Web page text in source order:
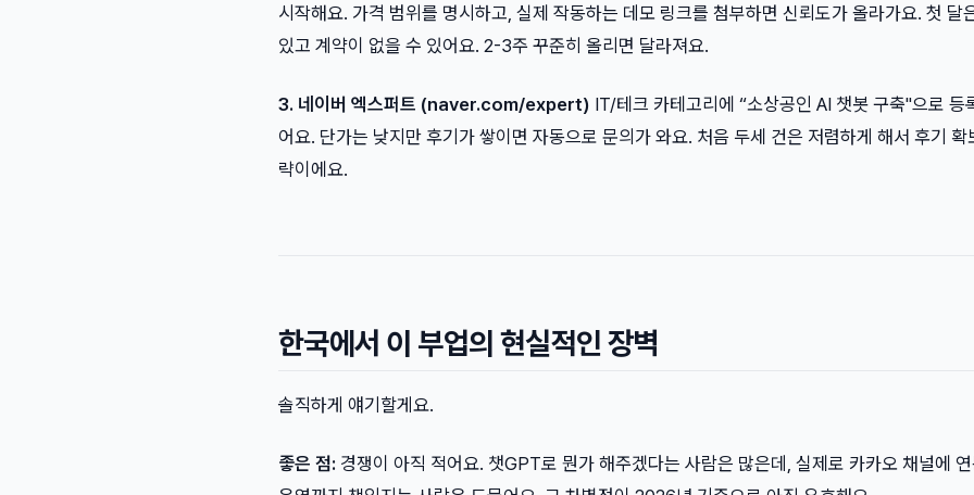
시작해요. 가격 범위를 명시하고, 실제 작동하는 데모 링크를 첨부하면 신뢰도가 올라가요. 첫 달
있고 계약이 없을 수 있어요. 2-3주 꾸준히 올리면 달라져요.
3. 네이버 엑스퍼트 (naver.com/expert) IT/테크 카테고리에 “소상공인 AI 챗봇 구축"으로 등
어요. 단가는 낮지만 후기가 쌓이면 자동으로 문의가 와요. 처음 두세 건은 저렴하게 해서 후기 확
략이에요.
한국에서 이 부업의 현실적인 장벽
솔직하게 얘기할게요.
좋은 점: 경쟁이 아직 적어요. 챗GPT로 뭔가 해주겠다는 사람은 많은데, 실제로 카카오 채널에